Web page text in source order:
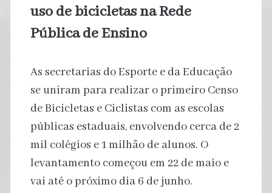
uso de bicicletas na Rede
Pública de Ensino
As secretarias do Esporte e da Educação
se uniram para realizar o primeiro Censo
de Bicicletas e Ciclistas com as escolas
públicas estaduais, envolvendo cerca de 2
mil colégios e 1 milhão de alunos. O
levantamento começou em 22 de maio e
vai até o próximo dia 6 de junho.